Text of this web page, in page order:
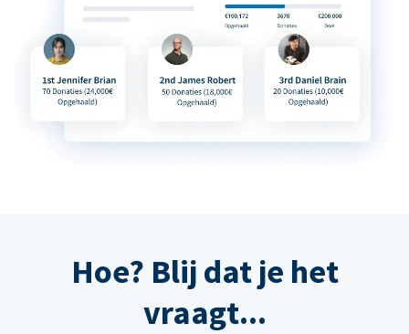
Hoe? Blij dat je het
vraagt...